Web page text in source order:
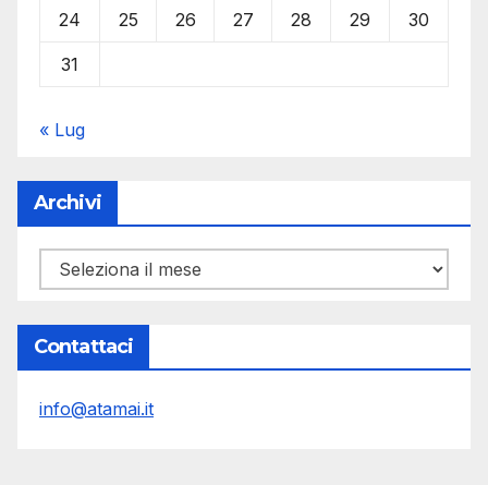
24 25 26 27 28 29 30
31
« Lug
Archivi
Archivi
Contattaci
info@atamai.it